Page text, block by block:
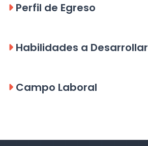
Perfil de Egreso
Habilidades a Desarrollar
Campo Laboral